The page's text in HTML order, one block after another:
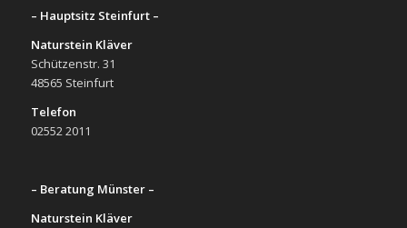
– Hauptsitz Steinfurt –
Naturstein Kläver
Schützenstr. 31
48565 Steinfurt
Telefon
02552 2011
– Beratung Münster –
Naturstein Kläver